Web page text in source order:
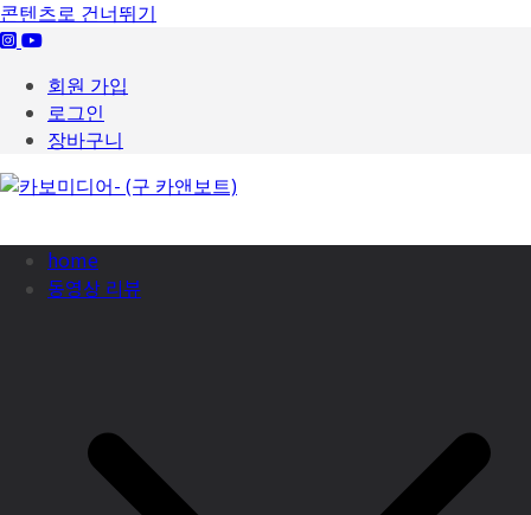
콘텐츠로 건너뛰기
회원 가입
로그인
장바구니
home
동영상 리뷰